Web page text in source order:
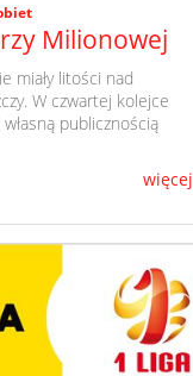
Milionowej
miały litości nad
W czwartej kolejce
publicznością
więcej